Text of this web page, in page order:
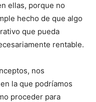
ellas, porque no
hecho de que algo
que pueda
rentable.
nos
la que podríamos
proceder para